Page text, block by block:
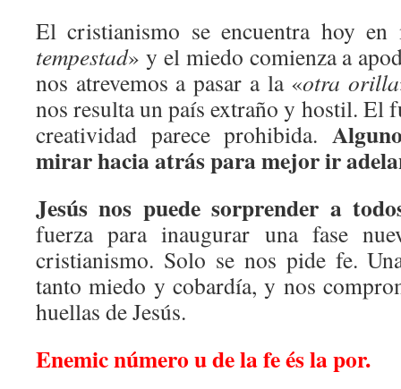
El cristianismo se encuentra hoy
tempestad» y el miedo comienza a
nos atrevemos a pasar a la «otra orilla
nos resulta un país extraño y hostil. El
creatividad parece prohibida.
mirar hacia atrás para mejor ir
Jesús nos puede sorprender a
fuerza para inaugurar una fase
cristianismo. Solo se nos pide fe.
tanto miedo y cobardía, y nos
huellas de Jesús.
Enemic número u de la fe és la por.